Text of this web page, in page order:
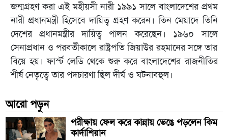
জন্মগ্রহণ করা এই মহীয়সী নারী ১৯৯১ সালে বাংলাদেশের প্রথম
নারী প্রধানমন্ত্রী হিসেবে দায়িত্ব গ্রহণ করেন। তিন মেয়াদে তিনি
দেশের প্রধানমন্ত্রীর দায়িত্ব পালন করেছেন। ১৯৬০ সালে
সেনাপ্রধান ও পরবর্তীকালে রাষ্ট্রপতি জিয়াউর রহমানের সঙ্গে তার
বিয়ে হয়। ফার্স্ট লেডি থেকে শুরু করে বাংলাদেশের রাজনীতির
শীর্ষ নেতৃত্বে তার পদচারণা ছিল দীর্ঘ ও ঘটনাবহুল।
আরো পড়ুন
পরীক্ষায় ফেল করে কান্নায় ভেঙে পড়লেন কিম
কার্দাশিয়ান